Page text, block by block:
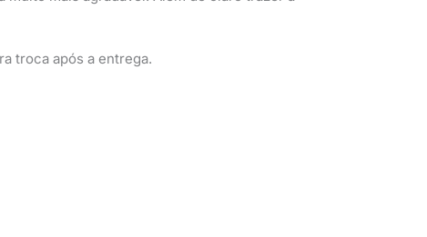
troca após a entrega.